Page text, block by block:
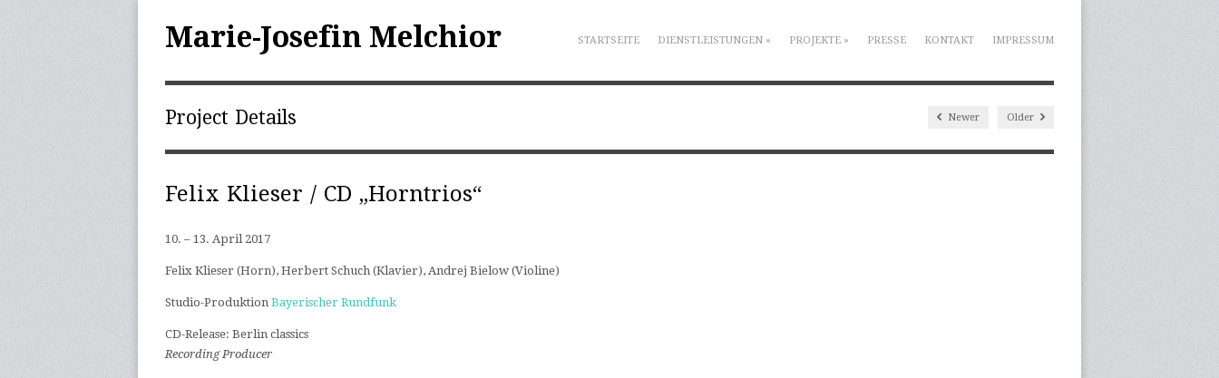
Marie-Josefin Melchior STARTSEITE DIENSTLEISTUNGEN » PROJEKTE » PRESSE KONTAKT IMPRESSUM
Project Details Newer Older
Felix Klieser / CD „Horntrios“
10. – 13. April 2017
Felix Klieser (Horn), Herbert Schuch (Klavier), Andrej Bielow (Violine)
Studio-Produktion Bayerischer Rundfunk
CD-Release: Berlin classics
Recording Producer